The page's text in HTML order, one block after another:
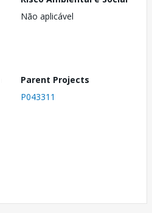
Não aplicável
Parent Projects
P043311